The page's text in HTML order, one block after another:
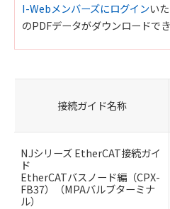
I-Webメンバーズにログインい
のPDFデータがダウンロードでき
接続ガイド名称
NJシリーズ EtherCAT接続ガイ
ド
EtherCATバスノード編（CPX-
FB37）（MPAバルブターミナ
ル）